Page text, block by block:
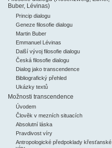
Buber, Lévinas)
Princip dialogu
Geneze filosofie dialogu
Martin Buber
Emmanuel Lévinas
Další vývoj filosofie dialogu
Česká filosofie dialogu
Dialog jako transcendence
Bibliografický přehled
Ukázky textů
Možnosti transcendence
Úvodem
Člověk v mezních situacích
Absolutní láska
Pravdivost víry
Antropologické předpoklady křesťanské